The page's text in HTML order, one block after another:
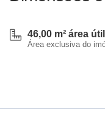
46,00 m² área útil
Área exclusiva do